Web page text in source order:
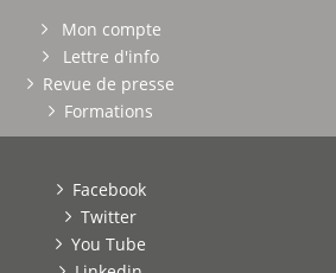
Mon compte
Lettre d'info
Revue de presse
Formations
Facebook
Twitter
You Tube